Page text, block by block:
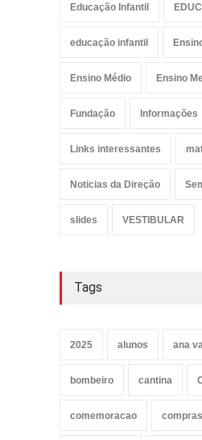
Educação Infantil
educação infantil
Ensino Médio Ensino
Fundação Informações
Links interessantes
Noticias da Direção
slides VESTIBULAR
Tags
2025 alunos ana
bombeiro cantina
comemoracao compras